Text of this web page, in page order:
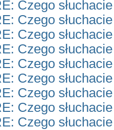
Czego
Czego
Czego
Czego
Czego
Czego
Czego
Czego
Czego